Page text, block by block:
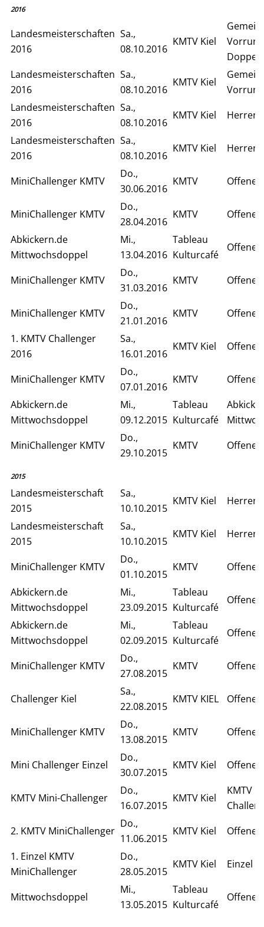
2016
Landesmeisterschaften
2016
Sa.,
08.10.2016
KMTV Kiel
Doppel
Landesmeisterschaften
2016
Sa.,
08.10.2016
KMTV Kiel
Landesmeisterschaften
2016
Sa.,
08.10.2016
KMTV Kiel
Herren
Landesmeisterschaften
2016
Sa.,
08.10.2016
KMTV Kiel Herren
MiniChallenger KMTV
Do.,
30.06.2016
KMTV Offenes
MiniChallenger KMTV
Do.,
28.04.2016
KMTV
Abkickern.de
Mittwochsdoppel
Mi.,
13.04.2016
Tableau
Kulturcafé
MiniChallenger KMTV
Do.,
31.03.2016
KMTV
MiniChallenger KMTV
Do.,
21.01.2016
KMTV
1. KMTV Challenger
2016
Sa.,
16.01.2016
KMTV Kiel
MiniChallenger KMTV
Do.,
07.01.2016
KMTV
Offenes
Abkickern.de
Mittwochsdoppel
Mi.,
09.12.2015
Tableau
Kulturcafé
MiniChallenger KMTV
Do.,
29.10.2015
KMTV
2015
Landesmeisterschaft
2015
Sa.,
10.10.2015
KMTV Kiel
Herren
Landesmeisterschaft
2015
Sa.,
10.10.2015
KMTV Kiel Herren
MiniChallenger KMTV
Do.,
01.10.2015
KMTV
Abkickern.de
Mittwochsdoppel
Mi.,
23.09.2015
Tableau
Kulturcafé
Abkickern.de
Mittwochsdoppel
Mi.,
02.09.2015
Tableau
Kulturcafé
MiniChallenger KMTV
Do.,
27.08.2015
KMTV
Challenger Kiel
Sa.,
22.08.2015
KMTV KIEL Offenes
MiniChallenger KMTV
Do.,
13.08.2015
KMTV
Mini Challenger Einzel
Do.,
30.07.2015
KMTV Kiel Offenes
KMTV Mini-Challenger
Do.,
16.07.2015
KMTV Kiel
KMTV
2. KMTV MiniChallenger
Do.,
11.06.2015
KMTV Kiel
1. Einzel KMTV
MiniChallenger
Do.,
28.05.2015
KMTV Kiel Einzel
Mittwochsdoppel
Mi.,
13.05.2015
Tableau
Kulturcafé